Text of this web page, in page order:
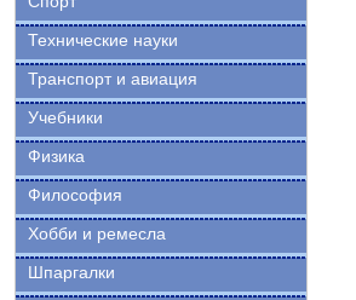
Технические науки
Транспорт и авиация
Учебники
Физика
Философия
Хобби и ремесла
Шпаргалки